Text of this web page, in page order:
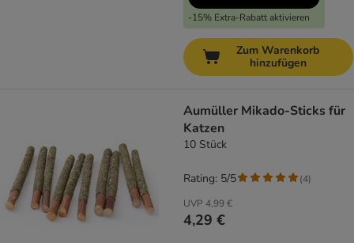
-15% Extra-Rabatt aktivieren
Zum Warenkorb
hinzufügen
Aumüller Mikado-Sticks für
Katzen
10 Stück
UVP 4,99 €
4,29 €
Rating: 5/5 (4)